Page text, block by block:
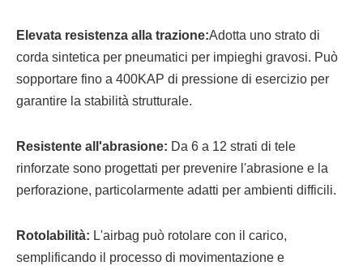
Elevata resistenza alla trazione:Adotta uno strato di
corda sintetica per pneumatici per impieghi gravosi. Può
sopportare fino a 400KAP di pressione di esercizio per
garantire la stabilità strutturale.
Resistente all'abrasione: Da 6 a 12 strati di tele
rinforzate sono progettati per prevenire l'abrasione e la
perforazione, particolarmente adatti per ambienti difficili.
Rotolabilità: L'airbag può rotolare con il carico,
semplificando il processo di movimentazione e